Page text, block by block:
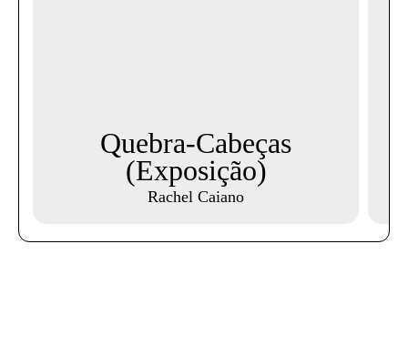
Quebra-Cabeças
(Exposição)
Rachel Caiano